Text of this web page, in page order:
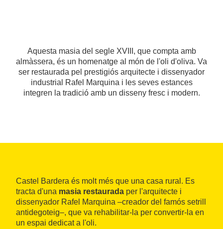
Aquesta masia del segle XVIII, que compta amb
almàssera, és un homenatge al món de l'oli d'oliva. Va
ser restaurada pel prestigiós arquitecte i dissenyador
industrial Rafel Marquina i les seves estances
integren la tradició amb un disseny fresc i modern.
Castel Bardera és molt més que una casa rural. Es
tracta d'una masia restaurada per l'arquitecte i
dissenyador Rafel Marquina –creador del famós setrill
antidegoteig–, que va rehabilitar-la per convertir-la en
un espai dedicat a l'oli.